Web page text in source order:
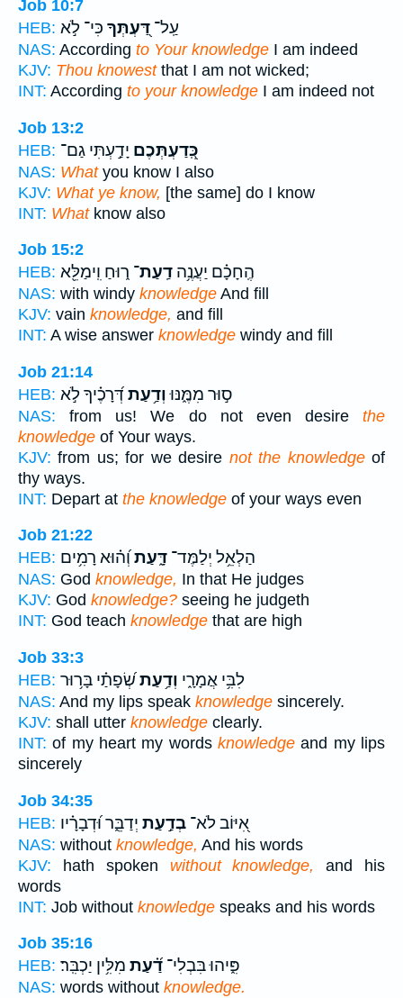
Job 10:7
HEB:
עַֽל־ דַּ֭עְתְּךָ כִּי־ לֹ֣א
NAS: According to Your knowledge I am indeed
KJV: Thou knowestthat I am not wicked;
INT: According to your knowledge I am indeed not
Job 13:2
HEB:
כְּֽ֭דַעְתְּכֶם יָדַ֣עְתִּי גַם־
NAS: Whatyou know I also
KJV: What ye know, [the same] do I know
INT: Whatknow also
Job 15:2
HEB:
הֶֽחָכָ֗ם יַעֲנֶ֥ה דַֽעַת־ ר֑וּחַ וִֽימַלֵּ֖א
NAS: with windy knowledge And fill
KJV: vain knowledge, and fill
INT: A wise answer knowledge windy and fill
Job 21:14
HEB:
ס֣וּר מִמֶּ֑נּוּוְדַ֥עַת דְּ֝רָכֶ֗יךָ לֹ֣א
NAS: from us! We do not even desire the
knowledge of Your ways.
KJV: from us; for we desire not the knowledgeof
thy ways.
INT: Depart at the knowledge of your ways even
Job 21:22
HEB:
הַלְאֵ֥ל יְלַמֶּד־ דָּ֑עַתוְ֝ה֗וּא רָמִ֥ים
NAS: God knowledge, In that He judges
KJV: God knowledge? seeing he judgeth
INT: God teach knowledge that are high
Job 33:3
HEB:
לִבִּ֥י אֲמָרָ֑י וְדַ֥עַתשְׂ֝פָתַ֗י בָּר֥וּר
NAS: And my lips speak knowledge sincerely.
KJV: shall utter knowledge clearly.
INT: of my heart my words knowledge and my lips
sincerely
Job 34:35
HEB:
אִ֭יּוֹב לֹא־ בְדַ֣עַת יְדַבֵּ֑ר וּ֝דְבָרָ֗יו
NAS: without knowledge, And his words
KJV: hath spoken without knowledge,
and his
words
INT: Job without knowledge speaks and his words
Job 35:16
HEB:
פִּ֑יהוּ בִּבְלִי־ דַ֝֗עַת מִלִּ֥ין יַכְבִּֽר׃
NAS: words without knowledge.